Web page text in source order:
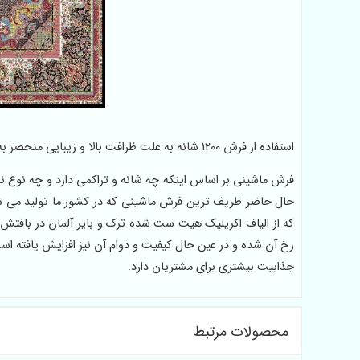
استفاده از فرش 1200 شانه به علت ظرافت بالا و زیبایی منحصر به فردی که این محصولات دارند در شهرهای مختلف کشور در حال افزایش است.
فرش ماشینی بر اساس اینکه چه شانه و تراکمی دارد و چه
حال حاضر ظریف ترین فرش ماشینی که در کشور ما تولید
که از الیاف اکریلیک هیت ست شده ترک و بایر آلمان در
رخ آن شده و در عین حال کیفیت و دوام آن نیز افزایش یافته
جذابیت بیشتری برای مشتریان دارد.
محصولات مرتبط